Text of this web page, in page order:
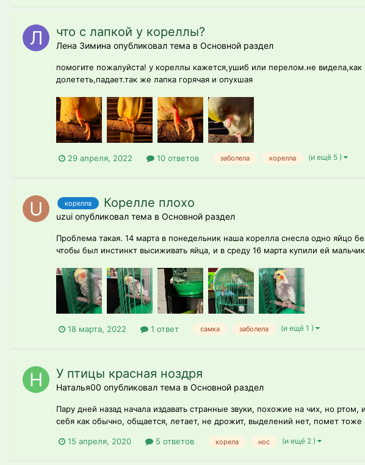
что с лапкой у кореллы?
Лена Зимина опубликовал тема в Основной раздел
помогите пожалуйста! у кореллы кажется,ушиб или перелом.не
долететь,падает.так же лапка горячая и опухшая
29 апреля, 2022 10 ответов заболела корелла (и ещё 5 )
корелла Корелле плохо
uzui опубликовал тема в Основной раздел
Проблема такая. 14 марта в понедельник наша корелла снесла одно яйцо
чтобы был инстинкт высиживать яйца, и в среду 16 марта купили ей
18 марта, 2022 1 ответ самка заболела (и ещё 1 )
У птицы красная ноздря
Наталья00 опубликовал тема в Основной раздел
Пару дней назад начала издавать странные звуки, похожие на чих, но
себя как обычно, общается, летает, не дрожит, выделений нет, помет
15 апреля, 2020 5 ответов корела нос (и ещё 2 )